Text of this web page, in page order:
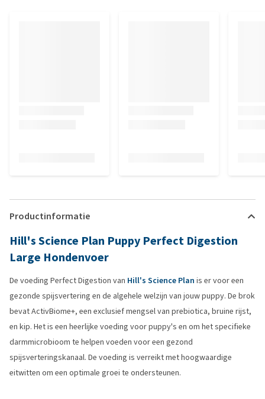
Productinformatie
Hill's Science Plan Puppy Perfect Digestion
Large Hondenvoer
De voeding Perfect Digestion van Hill's Science Plan is er voor een
gezonde spijsvertering en de algehele welzijn van jouw puppy. De brok
bevat ActivBiome+, een exclusief mengsel van prebiotica, bruine rijst,
en kip. Het is een heerlijke voeding voor puppy's en om het specifieke
darmmicrobioom te helpen voeden voor een gezond
spijsverteringskanaal. De voeding is verreikt met hoogwaardige
eitwitten om een optimale groei te ondersteunen.